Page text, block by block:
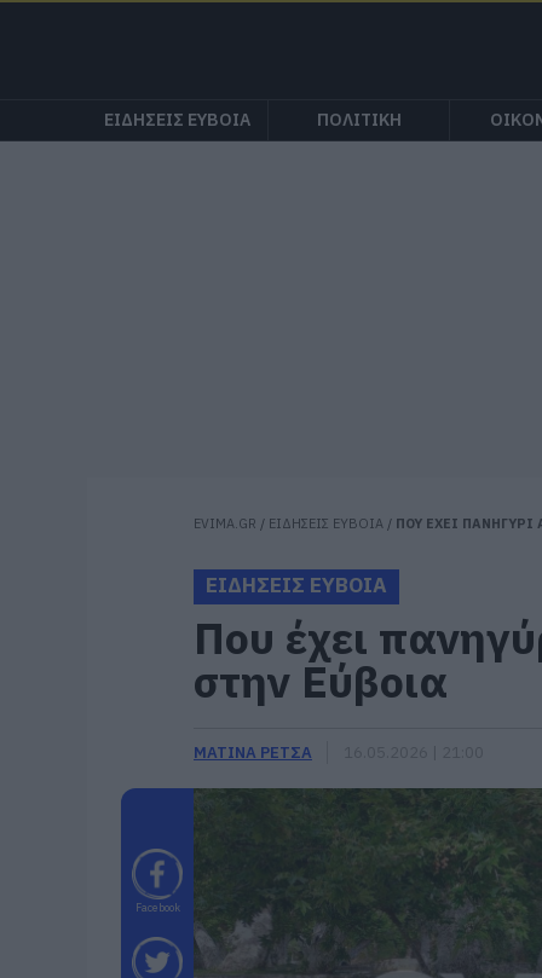
ΕΙΔΗΣΕΙΣ ΕΥΒΟΙΑ ΠΟΛΙΤΙΚΗ
EVIMA.GR / ΕΙΔΗΣΕΙΣ ΕΥΒΟΙΑ / ΠΟΥ ΕΧΕΙ
ΕΙΔΗΣΕΙΣ ΕΥΒΟΙΑ
Που έχει
στην Εύβοια
ΜΑΤΙΝΑ ΡΕΤΣΑ
Facebook